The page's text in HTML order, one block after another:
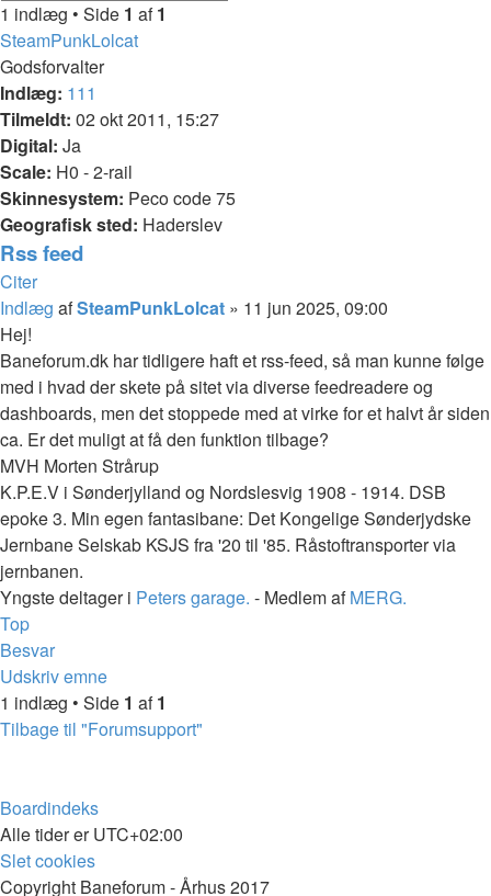
1 indlæg • Side 1 af1
SteamPunkLolcat
Godsforvalter
Indlæg: 111
Tilmeldt: 02 okt 2011, 15:27
Digital: Ja
Scale: H0 - 2-rail
Skinnesystem: Peco code 75
Geografisk sted: Haderslev
Rss feed
Citer
Indlæg afSteamPunkLolcat » 11 jun 2025, 09:00
Hej!
Baneforum.dk har tidligere haft et rss-feed, så man kunne følge
med i hvad der skete på sitet via diverse feedreadere og
dashboards, men det stoppede med at virke for et halvt år siden
ca. Er det muligt at få den funktion tilbage?
MVH Morten Strårup
K.P.E.V i Sønderjylland og Nordslesvig 1908 - 1914. DSB
epoke 3. Min egen fantasibane: Det Kongelige Sønderjydske
Jernbane Selskab KSJS fra '20 til '85. Råstoftransporter via
jernbanen.
Yngste deltager i Peters garage. - Medlem afMERG.
Top
Besvar
Udskriv emne
1 indlæg • Side 1 af1
Tilbage til "Forumsupport"
Boardindeks
Alle tider erUTC+02:00
Slet cookies
Copyright Baneforum - Århus 2017